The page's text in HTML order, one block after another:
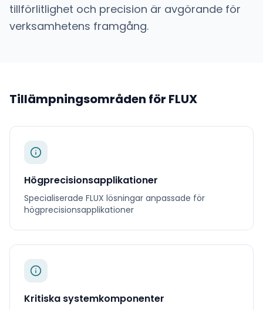
tillförlitlighet och precision är avgörande för
verksamhetens framgång.
Tillämpningsområden för FLUX
Högprecisionsapplikationer
Specialiserade FLUX lösningar anpassade för
högprecisionsapplikationer
Kritiska systemkomponenter